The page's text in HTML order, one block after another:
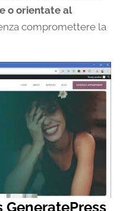
o orientate al
compromettere la
GeneratePress